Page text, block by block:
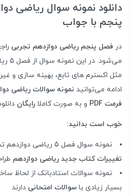
دانلود نمونه سوال ریاضی
پنجم با جواب
در فصل پنجم ریاضی دوازدهم تجربی
مثل اکسترم های تابع، بهینه سازی و
ادامه می‌توانید نمونه سوالات ریاضی
فرمت PDF
و به صورت کاملا رایگان
خوب است بدانید:
نمونه سوال فصل 5 ریاضی دوازدهم تجربی مطابق با
تغییرات کتاب جدید ریاضی دوازدهم
نمونه سوالات استادبانک از لحاظ
بسیار زیادی با سوالات امتحانی دارند